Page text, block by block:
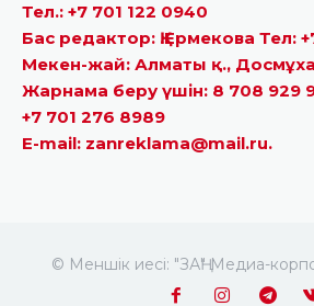
Тел.: +7 701 122 0940
Бас редактор: Қ.Ермекова Тел:
Мекен-жай: Алматы қ.,
Жарнама беру үшін: 8 708 929
+7 701 276 8989
E-mail: zanreklama@mail.ru.
© Меншік иесі: "ЗАҢ" Медиа-